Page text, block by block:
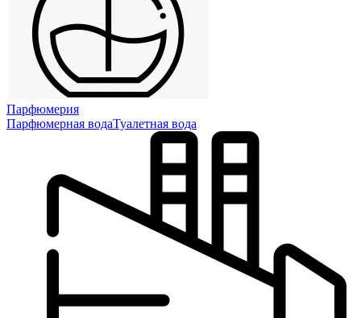
Парфюмерия
Парфюмерная водаТуалетная вода